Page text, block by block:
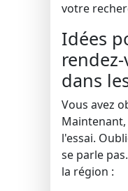
votre
Idées
dans
Vous avez
l'essai.
se parle
la région :